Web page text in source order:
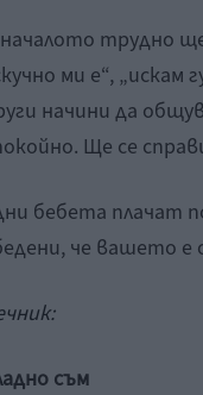
трудно
ми е“,
начини да
Ще се
бебета плачат
че вашето
съм